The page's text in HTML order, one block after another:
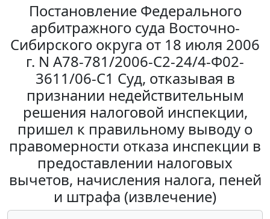
Постановление Федерального
арбитражного суда Восточно-
Сибирского округа от 18 июля 2006
г. N А78-781/2006-С2-24/4-Ф02-
3611/06-С1 Суд, отказывая в
признании недействительным
решения налоговой инспекции,
пришел к правильному выводу о
правомерности отказа инспекции в
предоставлении налоговых
вычетов, начисления налога, пеней
и штрафа (извлечение)